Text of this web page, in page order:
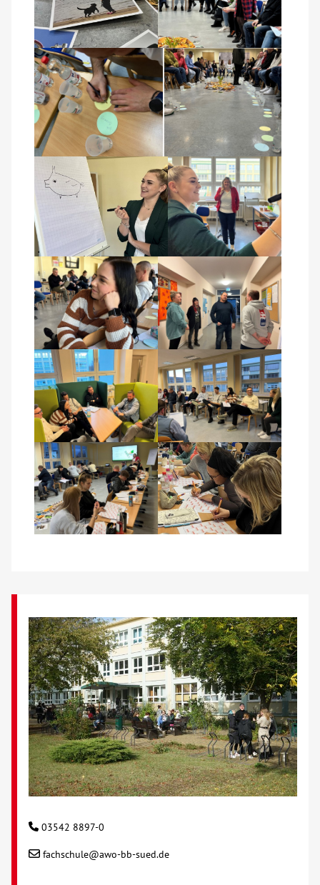
03542 8897-0
fachschule@awo-bb-sued.de